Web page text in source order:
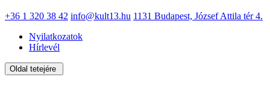
+36 1 320 38 42 info@kult13.hu 1131 Budapest, József Attila tér 4.
Nyilatkozatok
Hírlevél
Oldal tetejére